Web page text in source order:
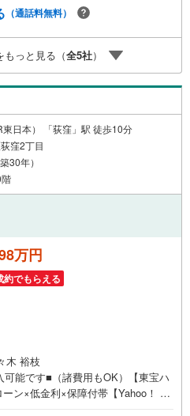
（通話料無料）
もっと見る（全5社）
日本） 「荻窪」駅 徒歩10分
窪2丁目
30年）
万円
約でもらえる
木 裕枝
能です■（諸費用もOK）【東宝ハ
ン×低金利×保障付帯【Yahoo！ 不